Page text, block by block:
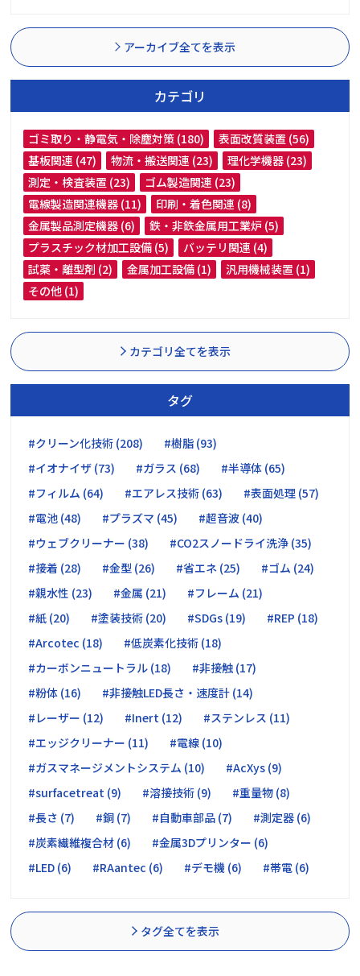
アーカイブ全てを表示
カテゴリ
ゴミ取り・静電気・除塵対策 (180)
表面改質装置 (56)
基板関連 (47)
物流・搬送関連 (23)
理化学機器 (23)
測定・検査装置 (23)
ゴム製造関連 (23)
電線製造関連機器 (11)
印刷・着色関連 (8)
金属製品測定機器 (6)
鉄・非鉄金属用工業炉 (5)
プラスチック材加工設備 (5)
バッテリ関連 (4)
試薬・離型剤 (2)
金属加工設備 (1)
汎用機械装置 (1)
その他 (1)
カテゴリ全てを表示
タグ
#クリーン化技術 (208)
#樹脂 (93)
#イオナイザ (73)
#ガラス (68)
#半導体 (65)
#フィルム (64)
#エアレス技術 (63)
#表面処理 (57)
#電池 (48)
#プラズマ (45)
#超音波 (40)
#ウェブクリーナー (38)
#CO2スノードライ洗浄 (35)
#接着 (28)
#金型 (26) #省エネ (25)
#ゴム (24)
#親水性 (23)
#金属 (21)
#フレーム (21)
#紙 (20)
#塗装技術 (20) #SDGs (19)
#REP (18)
#Arcotec (18)
#低炭素化技術 (18)
#カーボンニュートラル (18)
#非接触 (17)
#粉体 (16)
#非接触LED長さ・速度計 (14)
#レーザー (12)
#Inert (12)
#ステンレス (11)
#エッジクリーナー (11)
#電線 (10)
#ガスマネージメントシステム (10)
#AcXys (9)
#surfacetreat (9)
#溶接技術 (9)
#重量物 (8)
#長さ (7)
#銅 (7) #自動車部品 (7)
#測定器 (6)
#炭素繊維複合材 (6)
#金属3Dプリンター (6)
#LED (6)
#RAantec (6) #デモ機 (6) #帯電 (6)
タグ全てを表示